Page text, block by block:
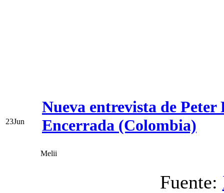
23Jun
Nueva entrevista de
Encerrada (Colombia)
Melii
Fuente: